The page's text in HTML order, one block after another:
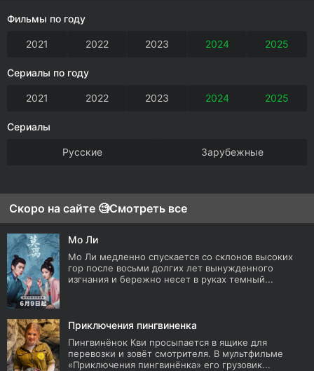
Фильмы по году
2021 2022 2023 2024 2025
Сериалы по году
2021 2022 2023 2024 2025
Сериалы
Русские Зарубежные
Скоро на сайте 🧐Смотреть все
Мо Ли
Мо Ли медленно спускается со склонов высоких
гор после восьми долгих лет вынужденного
изгнания и бережно несет в руках темный...
Приключения пингвиненка
Пингвинёнок Кви просыпается в ящике для
перевозки и зовёт смотрителя. В мультфильме
«Приключения пингвинёнка» его грузовик...